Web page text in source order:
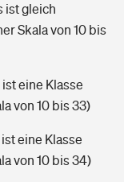
ist gleich
Skala von 10 bis
ist eine Klasse
von 10 bis 33)
eine Klasse
von 10 bis 34)